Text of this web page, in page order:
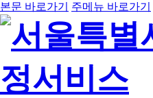
본문 바로가기 주메뉴 바로가기